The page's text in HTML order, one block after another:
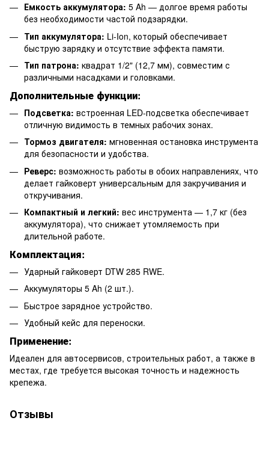
Емкость аккумулятора: 5 Ah — долгое время работы
без необходимости частой подзарядки.
Тип аккумулятора: Li-Ion, который обеспечивает
быструю зарядку и отсутствие эффекта памяти.
Тип патрона: квадрат 1/2" (12,7 мм), совместим с
различными насадками и головками.
Дополнительные функции:
Подсветка: встроенная LED-подсветка обеспечивает
отличную видимость в темных рабочих зонах.
Тормоз двигателя: мгновенная остановка инструмента
для безопасности и удобства.
Реверс: возможность работы в обоих направлениях, что
делает гайковерт универсальным для закручивания и
откручивания.
Компактный и легкий: вес инструмента — 1,7 кг (без
аккумулятора), что снижает утомляемость при
длительной работе.
Комплектация:
Ударный гайковерт DTW 285 RWE.
Аккумуляторы 5 Ah (2 шт.).
Быстрое зарядное устройство.
Удобный кейс для переноски.
Применение:
Идеален для автосервисов, строительных работ, а также в
местах, где требуется высокая точность и надежность
крепежа.
Отзывы